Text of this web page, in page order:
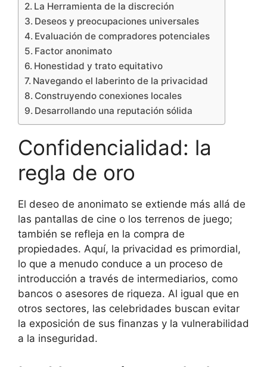
La Herramienta de la discreción
Deseos y preocupaciones universales
Evaluación de compradores potenciales
Factor anonimato
Honestidad y trato equitativo
Navegando el laberinto de la privacidad
Construyendo conexiones locales
Desarrollando una reputación sólida
Confidencialidad: la
regla de oro
El deseo de anonimato se extiende más allá de
las pantallas de cine o los terrenos de juego;
también se refleja en la compra de
propiedades. Aquí, la privacidad es primordial,
lo que a menudo conduce a un proceso de
introducción a través de intermediarios, como
bancos o asesores de riqueza. Al igual que en
otros sectores, las celebridades buscan evitar
la exposición de sus finanzas y la vulnerabilidad
a la inseguridad.